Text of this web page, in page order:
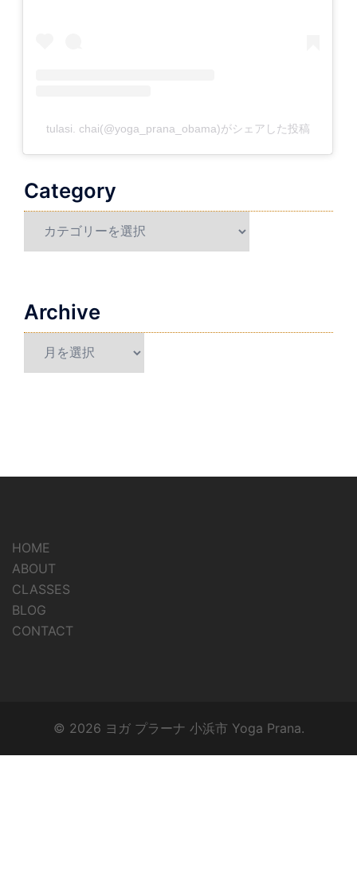
tulasi. chai(@yoga_prana_obama)がシェアした投稿
Category
Archive
HOME
ABOUT
CLASSES
BLOG
CONTACT
© 2026 ヨガ プラーナ 小浜市 Yoga Prana.